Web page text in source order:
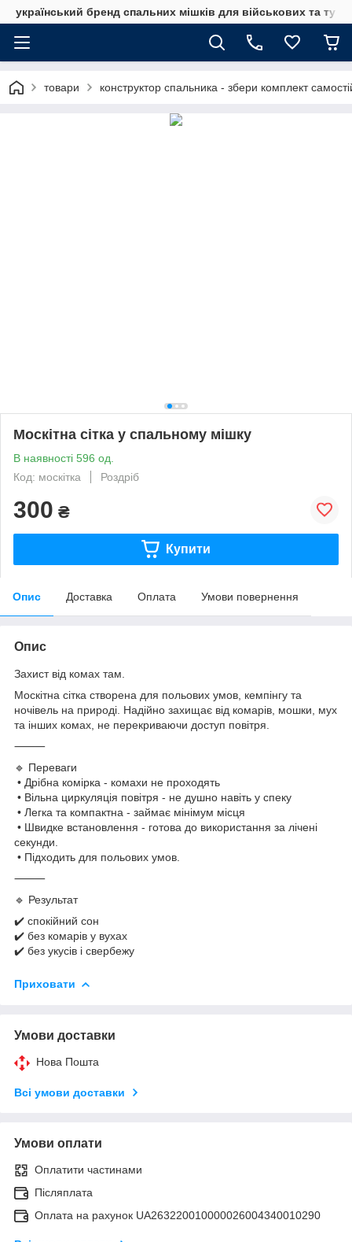
український бренд спальних мішків для військових та
товари конструктор спальника - збери комплект
Москітна сітка у спальному мішку
В наявності 596 од.
Код: москітка
Роздріб
300 ₴
Купити
Опис Доставка Оплата Умови повернення
Опис
Захист від комах там.
Москітна сітка створена для польових умов, кемпінгу та
ночівель на природі. Надійно захищає від комарів, мошки, мух
та інших комах, не перекриваючи доступ повітря.
⸻
🔹 Переваги
• Дрібна комірка - комахи не проходять
• Вільна циркуляція повітря - не душно навіть у спеку
• Легка та компактна - займає мінімум місця
• Швидке встановлення - готова до використання за лічені
секунди.
• Підходить для польових умов.
⸻
🔹 Результат
✔️ спокійний сон
✔️ без комарів у вухах
✔️ без укусів і свербежу
Приховати
Умови доставки
Нова Пошта
Всі умови доставки
Умови оплати
Оплатити частинами
Післяплата
Оплата на рахунок UA263220010000026004340010290